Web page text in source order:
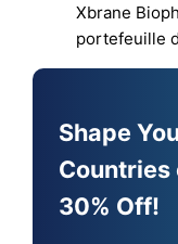
Xbrane
portefeuille
Shape
Countries
30% Off!